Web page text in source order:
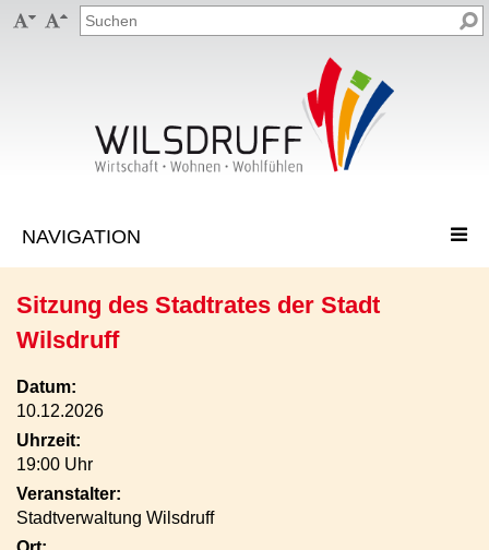
 
Sitzung des Stadtrates der Stadt
Wilsdruff
Datum:
10.12.2026
Uhrzeit:
19:00 Uhr
Veranstalter:
Stadtverwaltung Wilsdruff